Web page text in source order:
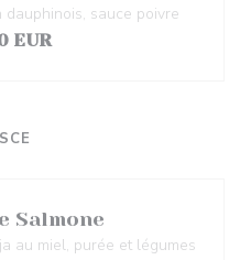
dauphinois, sauce poivre
EUR
Salmone
au miel, purée et légumes